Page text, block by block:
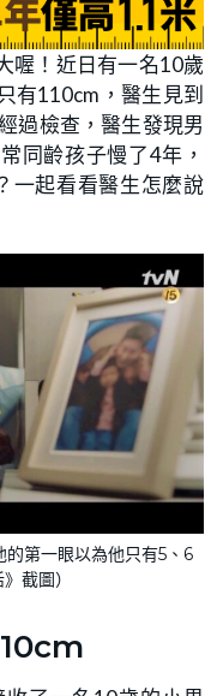
喔！近日有一名10歲
有110cm，醫生見到
過檢查，醫生發現男
同齡孩子慢了4年，
一起看看醫生怎麼說
第一眼以為他只有5、6
截圖）